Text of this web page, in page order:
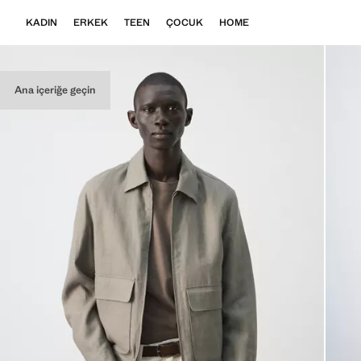
Ana içeriğe geçin
KADIN ERKEK TEEN ÇOCUK HOME